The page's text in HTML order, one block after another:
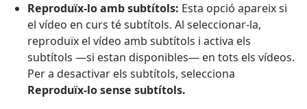
Reproduïx-lo amb subtítols: Esta opció apareix si
el vídeo en curs té subtítols. Al seleccionar-la,
reproduïx el vídeo amb subtítols i activa els
subtítols —si estan disponibles— en tots els vídeos.
Per a desactivar els subtítols, selecciona
Reproduïx-lo sense subtítols.